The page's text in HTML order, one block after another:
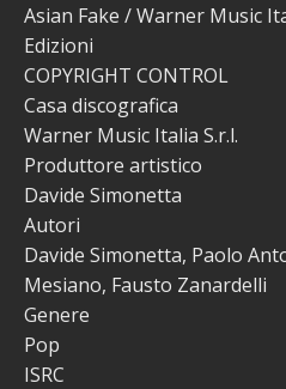
Asian Fake / Warner Music
Edizioni
COPYRIGHT CONTROL
Casa discografica
Warner Music Italia S.r.l.
Produttore artistico
Davide Simonetta
Autori
Davide Simonetta, Paolo
Mesiano, Fausto Zanardelli
Genere
Pop
ISRC